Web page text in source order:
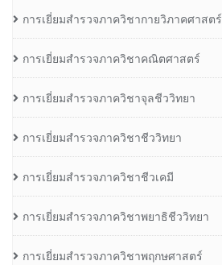
การเยี่ยมสำรวจภาควิชากายวิภาคศาสตร์
การเยี่ยมสำรวจภาควิชาคณิตศาสตร์
การเยี่ยมสำรวจภาควิชาจุลชีววิทยา
การเยี่ยมสำรวจภาควิชาชีววิทยา
การเยี่ยมสำรวจภาควิชาชีวเคมี
การเยี่ยมสำรวจภาควิชาพยาธิชีววิทยา
การเยี่ยมสำรวจภาควิชาพฤกษศาสตร์